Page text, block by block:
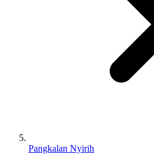
Pangkalan Nyirih